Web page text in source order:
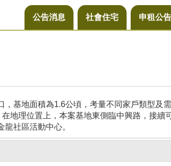
公告消息 社會住宅 申租公告
基地面積為1.6公頃，考量不同家戶類型及
地理位置上，本案基地東側臨中興路，接續
社區活動中心。